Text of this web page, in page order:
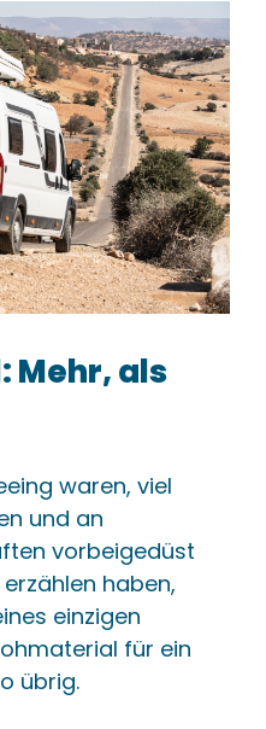
Mehr, als
waren, viel
und an
vorbeigedüst
haben,
einzigen
für ein
übrig.